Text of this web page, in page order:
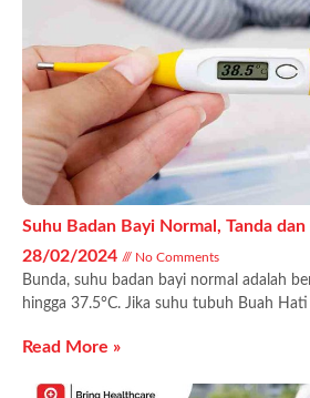
Suhu Badan Bayi Normal, Tanda
28/02/2024
No Comments
Bunda, suhu badan bayi normal adalah
hingga 37.5°C. Jika suhu tubuh Buah
Read More »